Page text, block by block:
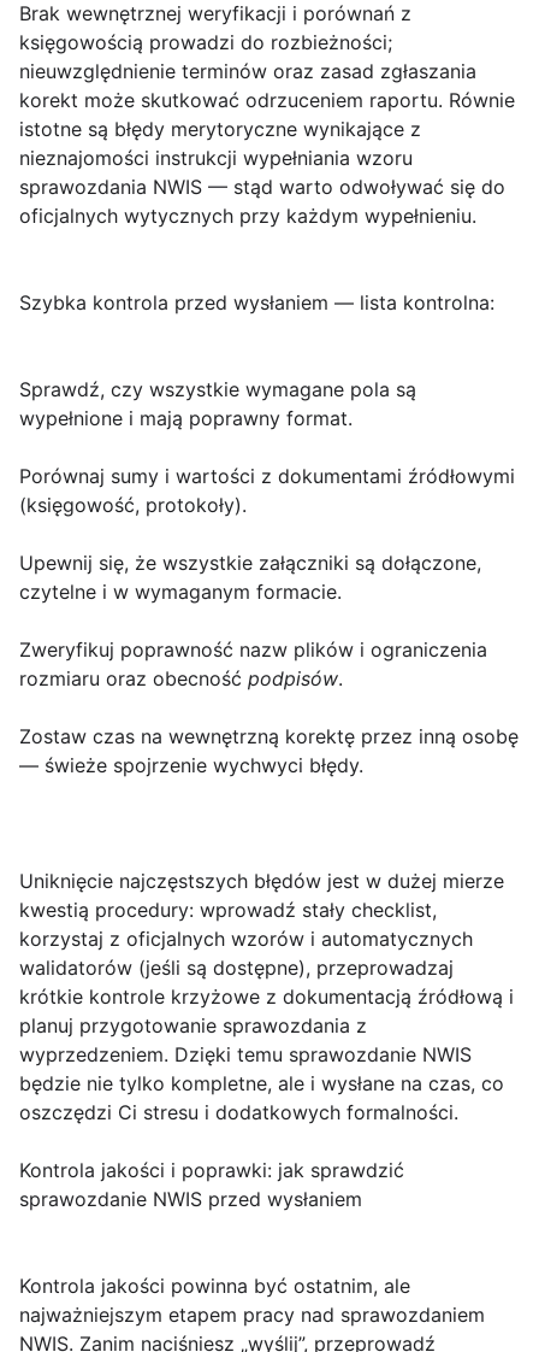
Brak wewnętrznej weryfikacji i porównań z
księgowością prowadzi do rozbieżności;
nieuwzględnienie terminów oraz zasad zgłaszania
korekt może skutkować odrzuceniem raportu. Równie
istotne są błędy merytoryczne wynikające z
nieznajomości instrukcji wypełniania wzoru
sprawozdania NWIS — stąd warto odwoływać się do
oficjalnych wytycznych przy każdym wypełnieniu.
Szybka kontrola przed wysłaniem — lista kontrolna:
Sprawdź, czy wszystkie wymagane pola są
wypełnione i mają poprawny format.
Porównaj sumy i wartości z dokumentami źródłowymi
(księgowość, protokoły).
Upewnij się, że wszystkie załączniki są dołączone,
czytelne i w wymaganym formacie.
Zweryfikuj poprawność nazw plików i ograniczenia
rozmiaru oraz obecność podpisów.
Zostaw czas na wewnętrzną korektę przez inną osobę
— świeże spojrzenie wychwyci błędy.
Uniknięcie najczęstszych błędów jest w dużej mierze
kwestią procedury: wprowadź stały checklist,
korzystaj z oficjalnych wzorów i automatycznych
walidatorów (jeśli są dostępne), przeprowadzaj
krótkie kontrole krzyżowe z dokumentacją źródłową i
planuj przygotowanie sprawozdania z
wyprzedzeniem. Dzięki temu sprawozdanie NWIS
będzie nie tylko kompletne, ale i wysłane na czas, co
oszczędzi Ci stresu i dodatkowych formalności.
Kontrola jakości i poprawki: jak sprawdzić
sprawozdanie NWIS przed wysłaniem
Kontrola jakości powinna być ostatnim, ale
najważniejszym etapem pracy nad sprawozdaniem
NWIS. Zanim naciśniesz „wyślij”, przeprowadź